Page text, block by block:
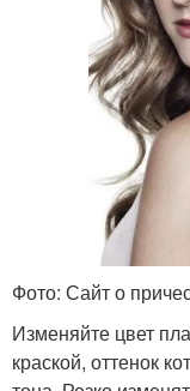
Фото: Сайт о
Изменяйте цвет
краской, оттенок